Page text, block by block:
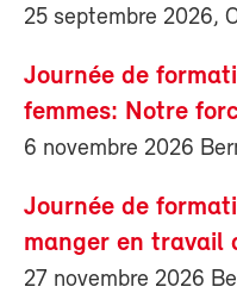
25 septembre 2026,
Journée de
femmes: Notre
6 novembre 2026
Journée de
manger en travail
27 novembre 2026